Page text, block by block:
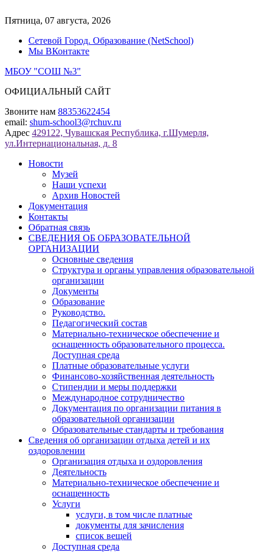
к
Пятница, 07 августа, 2026
Сетевой Город. Образование (NetSchool)
Мы ВКонтакте
МБОУ "СОШ №3"
ОФИЦИАЛЬНЫЙ САЙТ
Звоните нам 88353622454
email: shum-school3@rchuv.ru
Адрес 429122, Чувашская Республика, г.Шумерля,
ул.Интернациональная, д. 8
Новости
Музей
Наши успехи
Архив Новостей
Документация
Контакты
Обратная связь
СВЕДЕНИЯ ОБ ОБРАЗОВАТЕЛЬНОЙ
ОРГАНИЗАЦИИ
Основные сведения
Структура и органы управления образовательной
организации
Документы
Образование
Руководство.
Педагогический состав
Материально-техническое обеспечение и
оснащенность образовательного процесса.
Доступная среда
Платные образовательные услуги
Финансово-хозяйственная деятельность
Стипендии и меры поддержки
Международное сотрудничество
Документация по организации питания в
образовательной организации
Образовательные стандарты и требования
Сведения об организации отдыха детей и их
оздоровлении
Организация отдыха и оздоровления
Деятельность
Материально-техническое обеспечение и
оснащенность
Услуги
услуги, в том числе платные
документы для зачисления
список вещей
Доступная среда